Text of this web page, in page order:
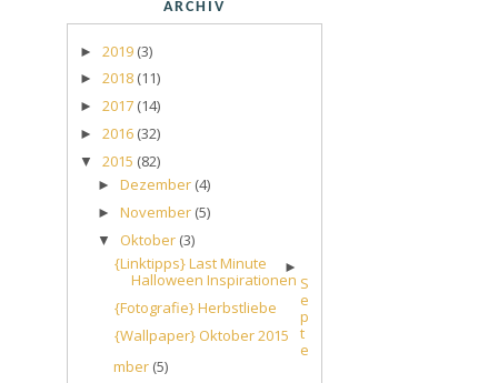
ARCHIV
► 2019 (3)
► 2018 (11)
► 2017 (14)
► 2016 (32)
▼ 2015 (82)
► Dezember (4)
► November (5)
▼ Oktober (3)
{Linktipps} Last Minute
Halloween Inspirationen
{Fotografie} Herbstliebe
{Wallpaper} Oktober 2015
►
S
e
p
t
e
mber (5)